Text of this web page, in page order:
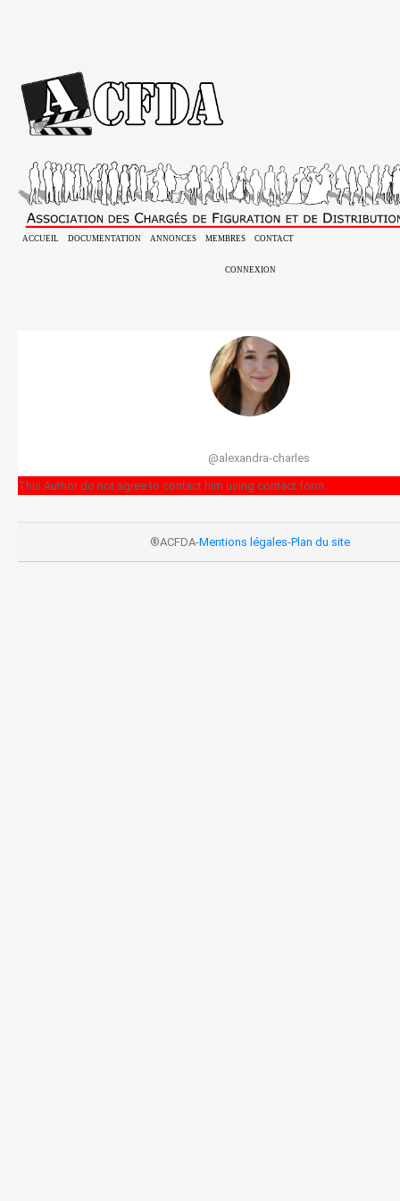
ACCUEIL DOCUMENTATION ANNONCES MEMBRES CONTACT
CONNEXION
@alexandra-charles
This Author do not agree to contact him using contact form.
®ACFDA-Mentions légales-Plan du site